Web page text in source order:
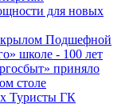
для новых
Подшефной
школе - 100 лет
приняло
столе
Туристы ГК